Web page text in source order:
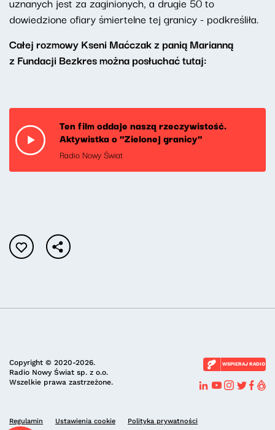
dowiedzione ofiary śmiertelne tej granicy - podkreśliła.
Całej rozmowy Kseni Maćczak z panią Marianną
z Fundacji Bezkres można posłuchać tutaj:
Ten film oddaje naszą rzeczywistość.
Aktywistka o "Zielonej granicy"
Radio Nowy Świat
Copyright © 2020-2026.
Radio Nowy Świat sp. z o.o.
Wszelkie prawa zastrzeżone.
WSPIERAJ RADIO
Regulamin Ustawienia cookie Polityka prywatności